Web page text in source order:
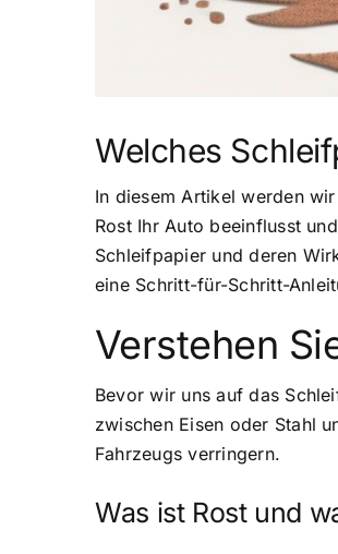
Welches
In diesem Artikel werden
Rost Ihr Auto beeinflusst
Schleifpapier und deren
eine Schritt-für-Schritt-
Verstehen
Bevor wir uns auf das
zwischen Eisen oder Stahl
Fahrzeugs verringern.
Was ist Rost und